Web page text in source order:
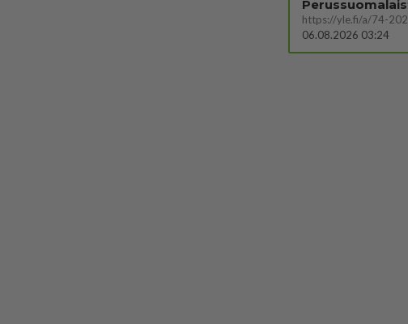
06.08.2026 03:24